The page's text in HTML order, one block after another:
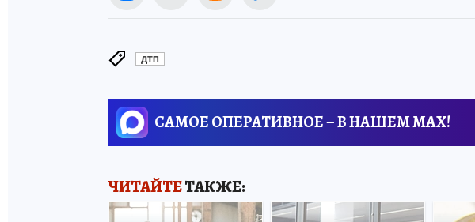
ДТП
САМОЕ ОПЕРАТИВНОЕ – В НАШЕМ MAX!
ЧИТАЙТЕТАКЖЕ: